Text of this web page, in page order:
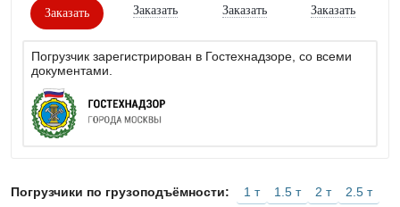
Заказать Заказать Заказать Заказать
Погрузчик зарегистрирован в Гостехнадзоре, со всеми
документами.
Погрузчики по грузоподъёмности: 1 т 1.5 т 2 т
2.5 т